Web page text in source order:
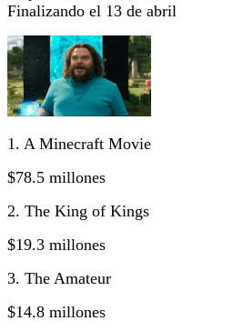
Finalizando el 13 de abril
1. A Minecraft Movie
$78.5 millones
2. The King of Kings
$19.3 millones
3. The Amateur
$14.8 millones